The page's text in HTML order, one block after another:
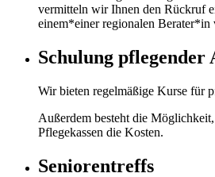
vermitteln wir Ihnen den Rückruf
einem*einer regionalen Berater*in
Schulung pflegender
Wir bieten regelmäßige Kurse für
Außerdem besteht die
Pflegekassen die Kosten.
Seniorentreffs